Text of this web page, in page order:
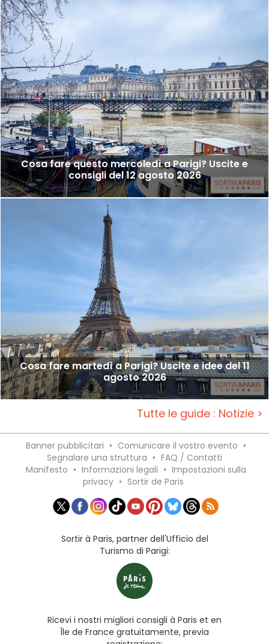
Cosa fare questo mercoledì a Parigi? Uscite e
consigli del 12 agosto 2026
Cosa fare martedì a Parigi? Uscite e idee del 11
agosto 2026
Tutte le guide : Notizie >
Banner pubblicitari • Comunicare il vostro evento •
Segnalare una struttura • FAQ / Contatti
Manifesto • Informazioni legali • Impostazioni sulla
privacy • Sortir de Paris
Sortir à Paris, partner dell'Ufficio del
Turismo di Parigi:
Ricevi i nostri migliori consigli à Paris et en
Île de France gratuitamente, previa